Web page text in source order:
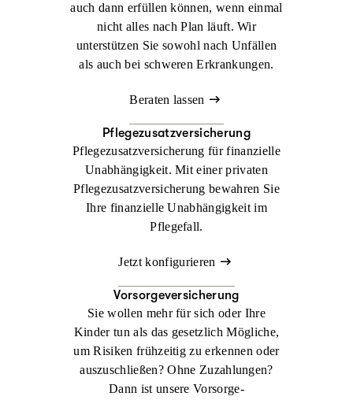
auch dann erfüllen können, wenn einmal
nicht alles nach Plan läuft. Wir
unterstützen Sie sowohl nach Unfällen
als auch bei schweren Erkrankungen.
Beraten lassen
Pflegezusatzversicherung
Pflegezusatzversicherung für finanzielle
Unabhängigkeit. Mit einer privaten
Pflegezusatzversicherung bewahren Sie
Ihre finanzielle Unabhängigkeit im
Pflegefall.
Jetzt konfigurieren
Vorsorgeversicherung
Sie wollen mehr für sich oder Ihre
Kinder tun als das gesetzlich Mögliche,
um Risiken frühzeitig zu erkennen oder
auszuschließen? Ohne Zuzahlungen?
Dann ist unsere Vorsorge-